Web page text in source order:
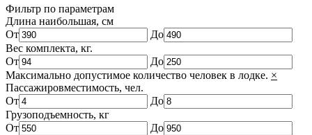
Фильтр по параметрам
Длина наибольшая, см
От
До
Вес комплекта, кг.
От
До
Максимально допустимое количество человек в лодке. ×
Пассажировместимость, чел.
От
До
Грузоподъемность, кг
От
До